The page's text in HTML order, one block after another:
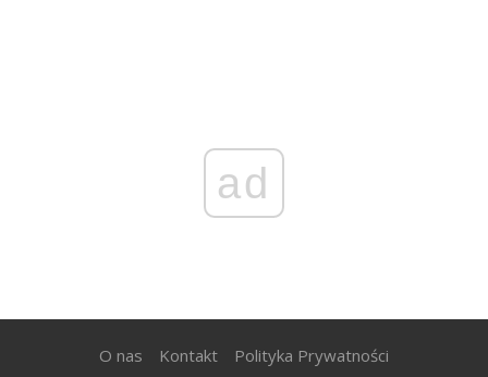
ad
O nas Kontakt Polityka Prywatności